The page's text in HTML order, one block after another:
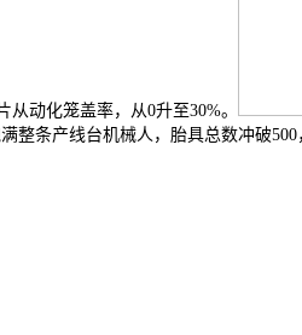
动化笼盖率，从0升至30%。
整条产线台机械人，胎具总数冲破